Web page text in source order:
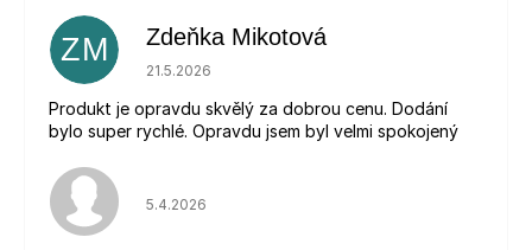
ZM Zdeňka Mikotová
Hodnocení obchodu je 5 z 5 hvězdiček.
21.5.2026
Produkt je opravdu skvělý za dobrou cenu. Dodání
bylo super rychlé. Opravdu jsem byl velmi spokojený
Hodnocení obchodu je 5 z 5 hvězdiček.
5.4.2026